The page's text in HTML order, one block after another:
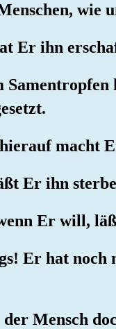
wie
Er ihn
macht
Er ihn
Er will,
Er hat
der Mensch